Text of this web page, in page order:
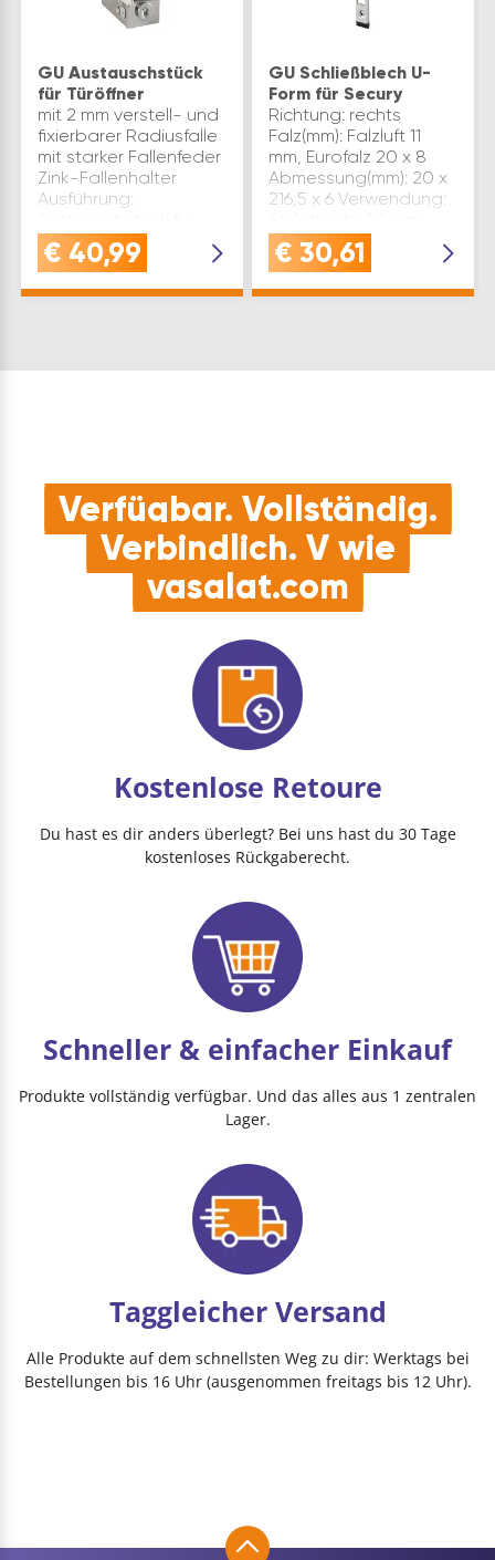
GU Austauschstück
für Türöffner
mit 2 mm verstell- und
fixierbarer Radiusfalle
mit starker Fallenfeder
Zink-Fallenhalter
Ausführung:
Türöffner Nr. 8 S
federnd 60N, ohne
€ 40,99
GU Schließblech U-
Form für Secury
Richtung: rechts
Falz(mm): Falzluft 11
mm, Eurofalz 20 x 8
Abmessung(mm): 20 x
216,5 x 6 Verwendung:
Ausführung:
Schließblech zum
€ 30,61
Verfügbar. Vollständig.
Verbindlich. V wie
vasalat.com
Kostenlose Retoure
Du hast es dir anders überlegt? Bei uns hast du 30 Tage
kostenloses Rückgaberecht.
Schneller & einfacher Einkauf
Produkte vollständig verfügbar. Und das alles aus 1 zentralen
Lager.
Taggleicher Versand
Alle Produkte auf dem schnellsten Weg zu dir: Werktags bei
Bestellungen bis 16 Uhr (ausgenommen freitags bis 12 Uhr).